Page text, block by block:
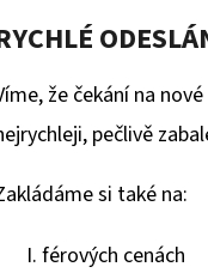
že čekání na
pečlivě
si také na:
férových cenách